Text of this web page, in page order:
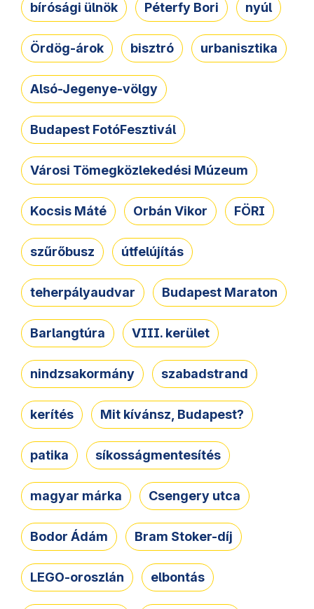
bírósági ülnök Péterfy Bori nyúl
Ördög-árok bisztró urbanisztika
Alsó-Jegenye-völgy
Budapest FotóFesztivál
Városi Tömegközlekedési Múzeum
Kocsis Máté Orbán Vikor FÖRI
szűrőbusz útfelújítás
teherpályaudvar Budapest Maraton
Barlangtúra VIII. kerület
nindzsakormány szabadstrand
kerítés Mit kívánsz, Budapest?
patika síkosságmentesítés
magyar márka Csengery utca
Bodor Ádám Bram Stoker-díj
LEGO-oroszlán elbontás